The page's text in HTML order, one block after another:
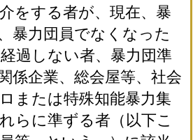
をする者が、現在、暴
暴力団員でなくなった
過しない者、暴力団準
係企業、総会屋等、社会
または特殊知能暴力集
らに準ずる者（以下こ